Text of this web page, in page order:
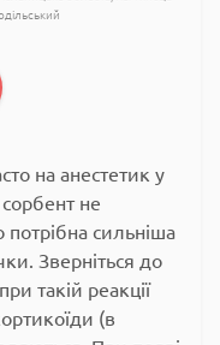
на анестетик у
сорбент не
сильніша
Зверніться до
такій реакції
(в